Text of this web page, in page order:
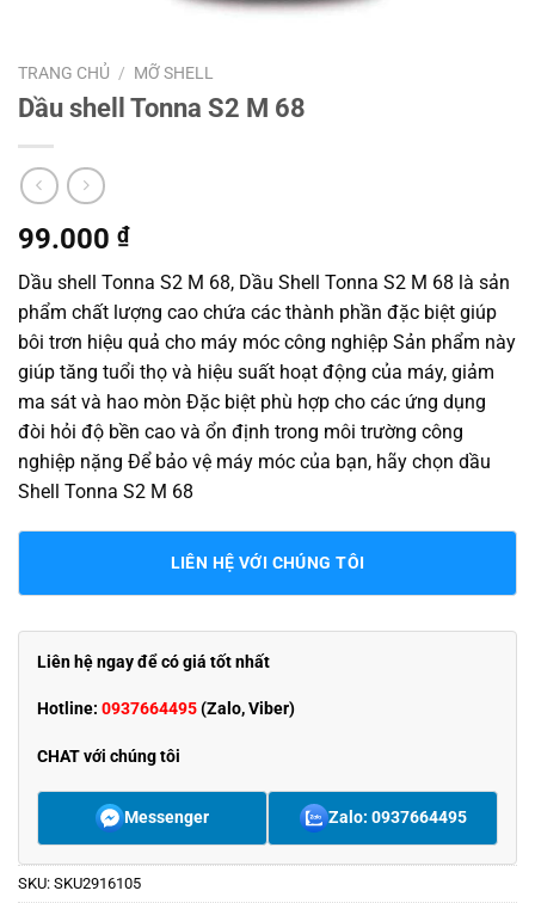
TRANG CHỦ / MỠ SHELL
Dầu shell Tonna S2 M 68
99.000 ₫
Dầu shell Tonna S2 M 68, Dầu Shell Tonna S2 M 68 là sản
phẩm chất lượng cao chứa các thành phần đặc biệt giúp
bôi trơn hiệu quả cho máy móc công nghiệp Sản phẩm này
giúp tăng tuổi thọ và hiệu suất hoạt động của máy, giảm
ma sát và hao mòn Đặc biệt phù hợp cho các ứng dụng
đòi hỏi độ bền cao và ổn định trong môi trường công
nghiệp nặng Để bảo vệ máy móc của bạn, hãy chọn dầu
Shell Tonna S2 M 68
LIÊN HỆ VỚI CHÚNG TÔI
Liên hệ ngay để có giá tốt nhất
Hotline: 0937664495(Zalo, Viber)
CHAT với chúng tôi
Messenger Zalo: 0937664495
SKU: SKU2916105